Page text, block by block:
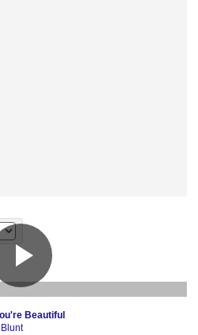
Beautiful